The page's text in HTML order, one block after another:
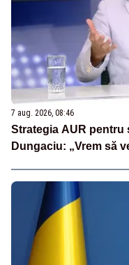
7 aug. 2026, 08:46
Strategia AUR pentru
Dungaciu: „Vrem să